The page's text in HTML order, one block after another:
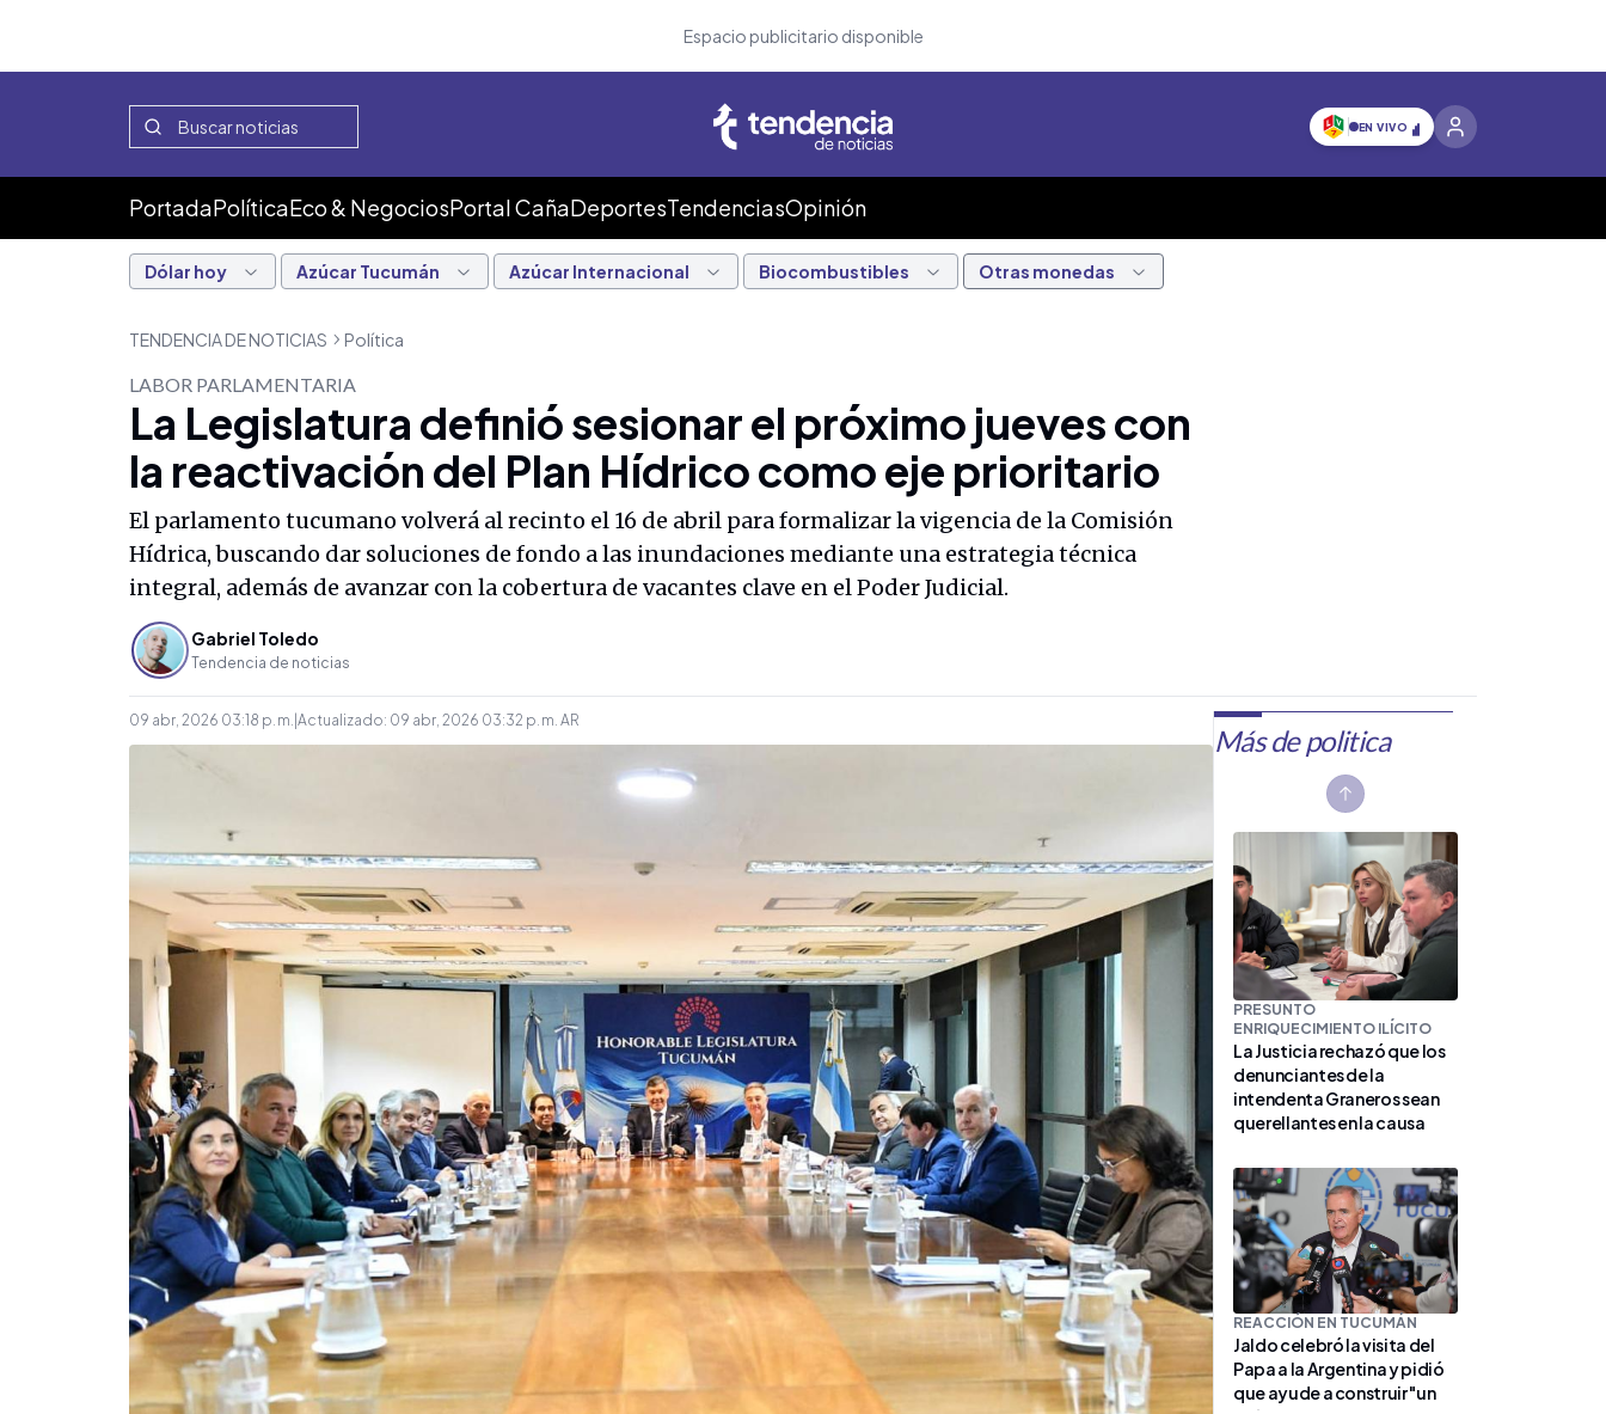
Espacio publicitario disponible
EN VIVO
PortadaPolíticaEco & NegociosPortal CañaDeportesTendenciasOpinión
Dólar hoy Azúcar Tucumán Azúcar Internacional Biocombustibles Otras monedas
TENDENCIA DE NOTICIAS Política
LABOR PARLAMENTARIA
La Legislatura definió sesionar el próximo jueves con
la reactivación del Plan Hídrico como eje prioritario
El parlamento tucumano volverá al recinto el 16 de abril para formalizar la vigencia de la Comisión
Hídrica, buscando dar soluciones de fondo a las inundaciones mediante una estrategia técnica
integral, además de avanzar con la cobertura de vacantes clave en el Poder Judicial.
Gabriel Toledo
Tendencia de noticias
09 abr, 2026 03:18 p. m. Actualizado: 09 abr, 2026 03:32 p. m. AR
Más de politica
PRESUNTO
ENRIQUECIMIENTO ILÍCITO
La Justicia rechazó que los
denunciantes de la
intendenta Graneros sean
querellantes en la causa
REACCIÓN EN TUCUMÁN
Jaldo celebró la visita del
Papa a la Argentina y pidió
que ayude a construir "un
Previous slide